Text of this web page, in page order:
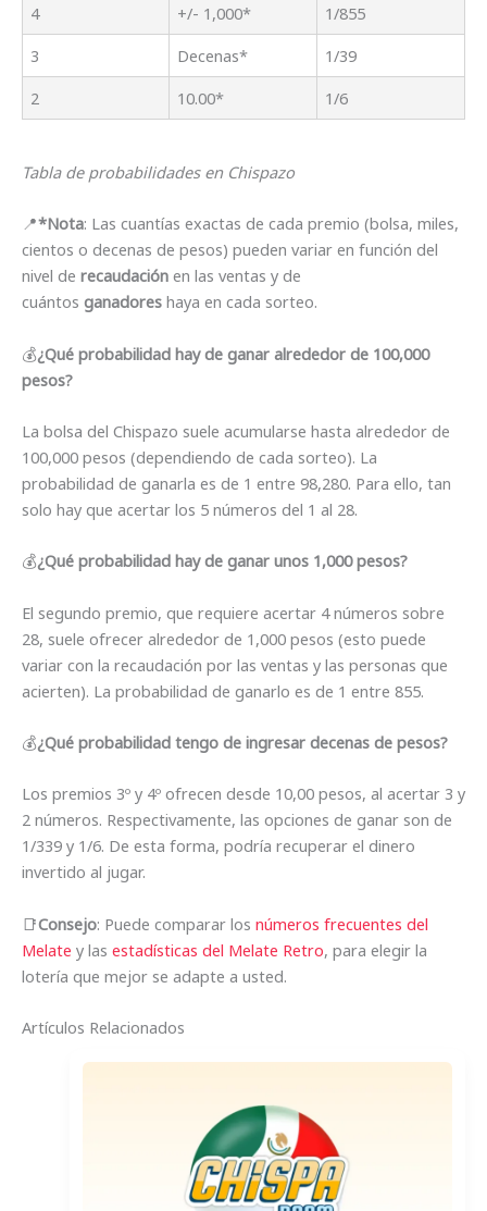
4
+/- 1,000*
1/855
3
Decenas*
1/39
2
10.00* 1/6
Tabla de probabilidades en Chispazo
📍*Nota: Las cuantías exactas de cada premio (bolsa, miles,
cientos o decenas de pesos) pueden variar en función del
nivel de recaudación en las ventas y de
cuántos ganadores haya en cada sorteo.
💰¿Qué probabilidad hay de ganar alrededor de 100,000
pesos?
La bolsa del Chispazo suele acumularse hasta alrededor de
100,000 pesos (dependiendo de cada sorteo). La
probabilidad de ganarla es de 1 entre 98,280. Para ello, tan
solo hay que acertar los 5 números del 1 al 28.
💰¿Qué probabilidad hay de ganar unos 1,000 pesos?
El segundo premio, que requiere acertar 4 números sobre
28, suele ofrecer alrededor de 1,000 pesos (esto puede
variar con la recaudación por las ventas y las personas que
acierten). La probabilidad de ganarlo es de 1 entre 855.
💰¿Qué probabilidad tengo de ingresar decenas de pesos?
Los premios 3º y 4º ofrecen desde 10,00 pesos, al acertar 3 y
2 números. Respectivamente, las opciones de ganar son de
1/339 y 1/6. De esta forma, podría recuperar el dinero
invertido al jugar.
📑Consejo: Puede comparar los números frecuentes del
Melate y las estadísticas del Melate Retro, para elegir la
lotería que mejor se adapte a usted.
Artículos Relacionados